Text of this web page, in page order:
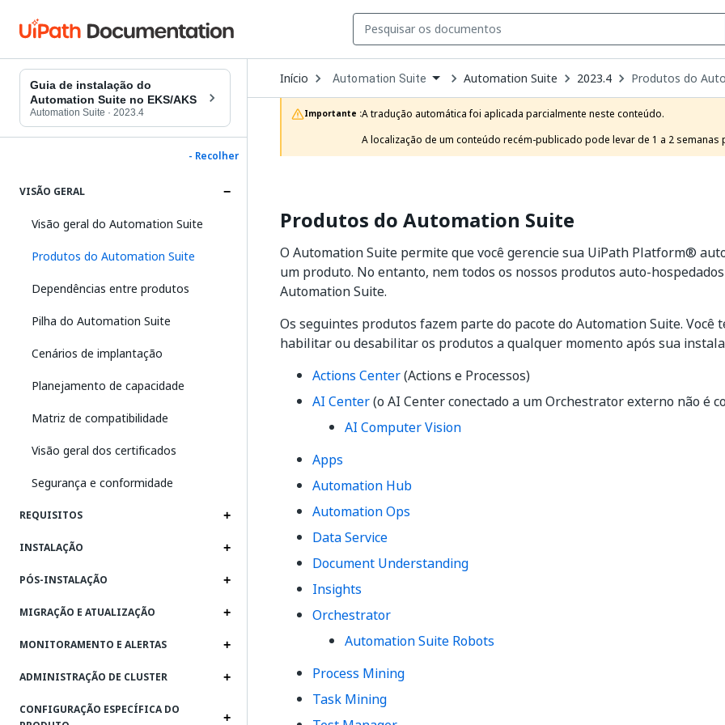
Guia de instalação do
Automation Suite no EKS/AKS
Automation Suite · 2023.4
- Recolher
VISÃO GERAL
Visão geral do Automation Suite
Produtos do Automation Suite
Dependências entre produtos
Pilha do Automation Suite
Cenários de implantação
Planejamento de capacidade
Matriz de compatibilidade
Visão geral dos certificados
Segurança e conformidade
REQUISITOS
INSTALAÇÃO
PÓS-INSTALAÇÃO
MIGRAÇÃO E ATUALIZAÇÃO
MONITORAMENTO E ALERTAS
ADMINISTRAÇÃO DE CLUSTER
CONFIGURAÇÃO ESPECÍFICA DO
Início Open
Dropdown
to
choose
product
Automation Suite Automation Suite 2023.4 Produtos do
Importante :A tradução automática foi aplicada parcialmente neste conteúdo.
A localização de um conteúdo recém-publicado pode levar de 1 a 2 semanas
Produtos do Automation Suite
O Automation Suite permite que você gerencie sua UiPath Platform®
um produto. No entanto, nem todos os nossos produtos auto-
Automation Suite.
Os seguintes produtos fazem parte do pacote do Automation Suite. Você
habilitar ou desabilitar os produtos a qualquer momento após sua
Actions Center(Actions e Processos)
AI Center(o AI Center conectado a um Orchestrator externo não é
AI Computer Vision
Apps
Automation Hub
Automation Ops
Data Service
Document Understanding
Insights
Orchestrator
Automation Suite Robots
Process Mining
Task Mining